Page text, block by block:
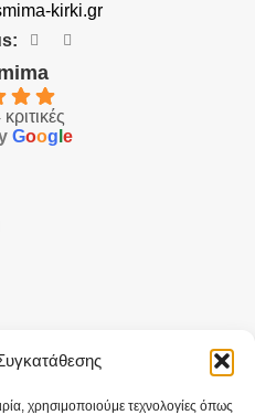
χρησιμοποιούμε τεχνολογίες όπως
kirki.gr
Goog e